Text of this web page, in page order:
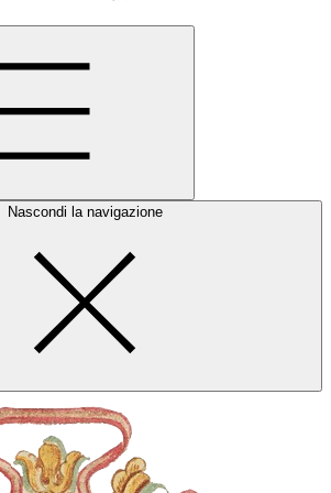
Nascondi la navigazione